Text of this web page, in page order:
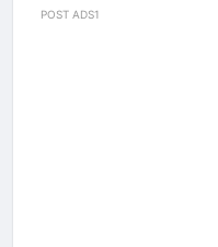
POST ADS1